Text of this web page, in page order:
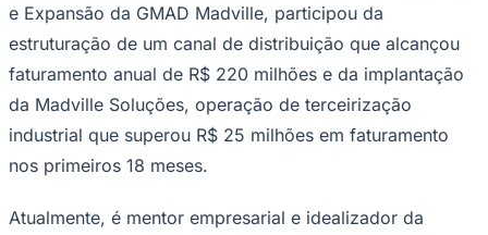
e Expansão da GMAD Madville, participou da
estruturação de um canal de distribuição que alcançou
faturamento anual de R$ 220 milhões e da implantação
da Madville Soluções, operação de terceirização
industrial que superou R$ 25 milhões em faturamento
nos primeiros 18 meses.
Atualmente, é mentor empresarial e idealizador da